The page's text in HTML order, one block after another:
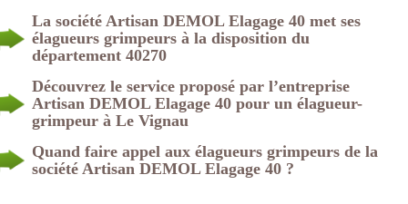
La société Artisan DEMOL Elagage 40 met ses
élagueurs grimpeurs à la disposition du
département 40270
Découvrez le service proposé par l’entreprise
Artisan DEMOL Elagage 40 pour un élagueur-
grimpeur à Le Vignau
Quand faire appel aux élagueurs grimpeurs de la
société Artisan DEMOL Elagage 40 ?